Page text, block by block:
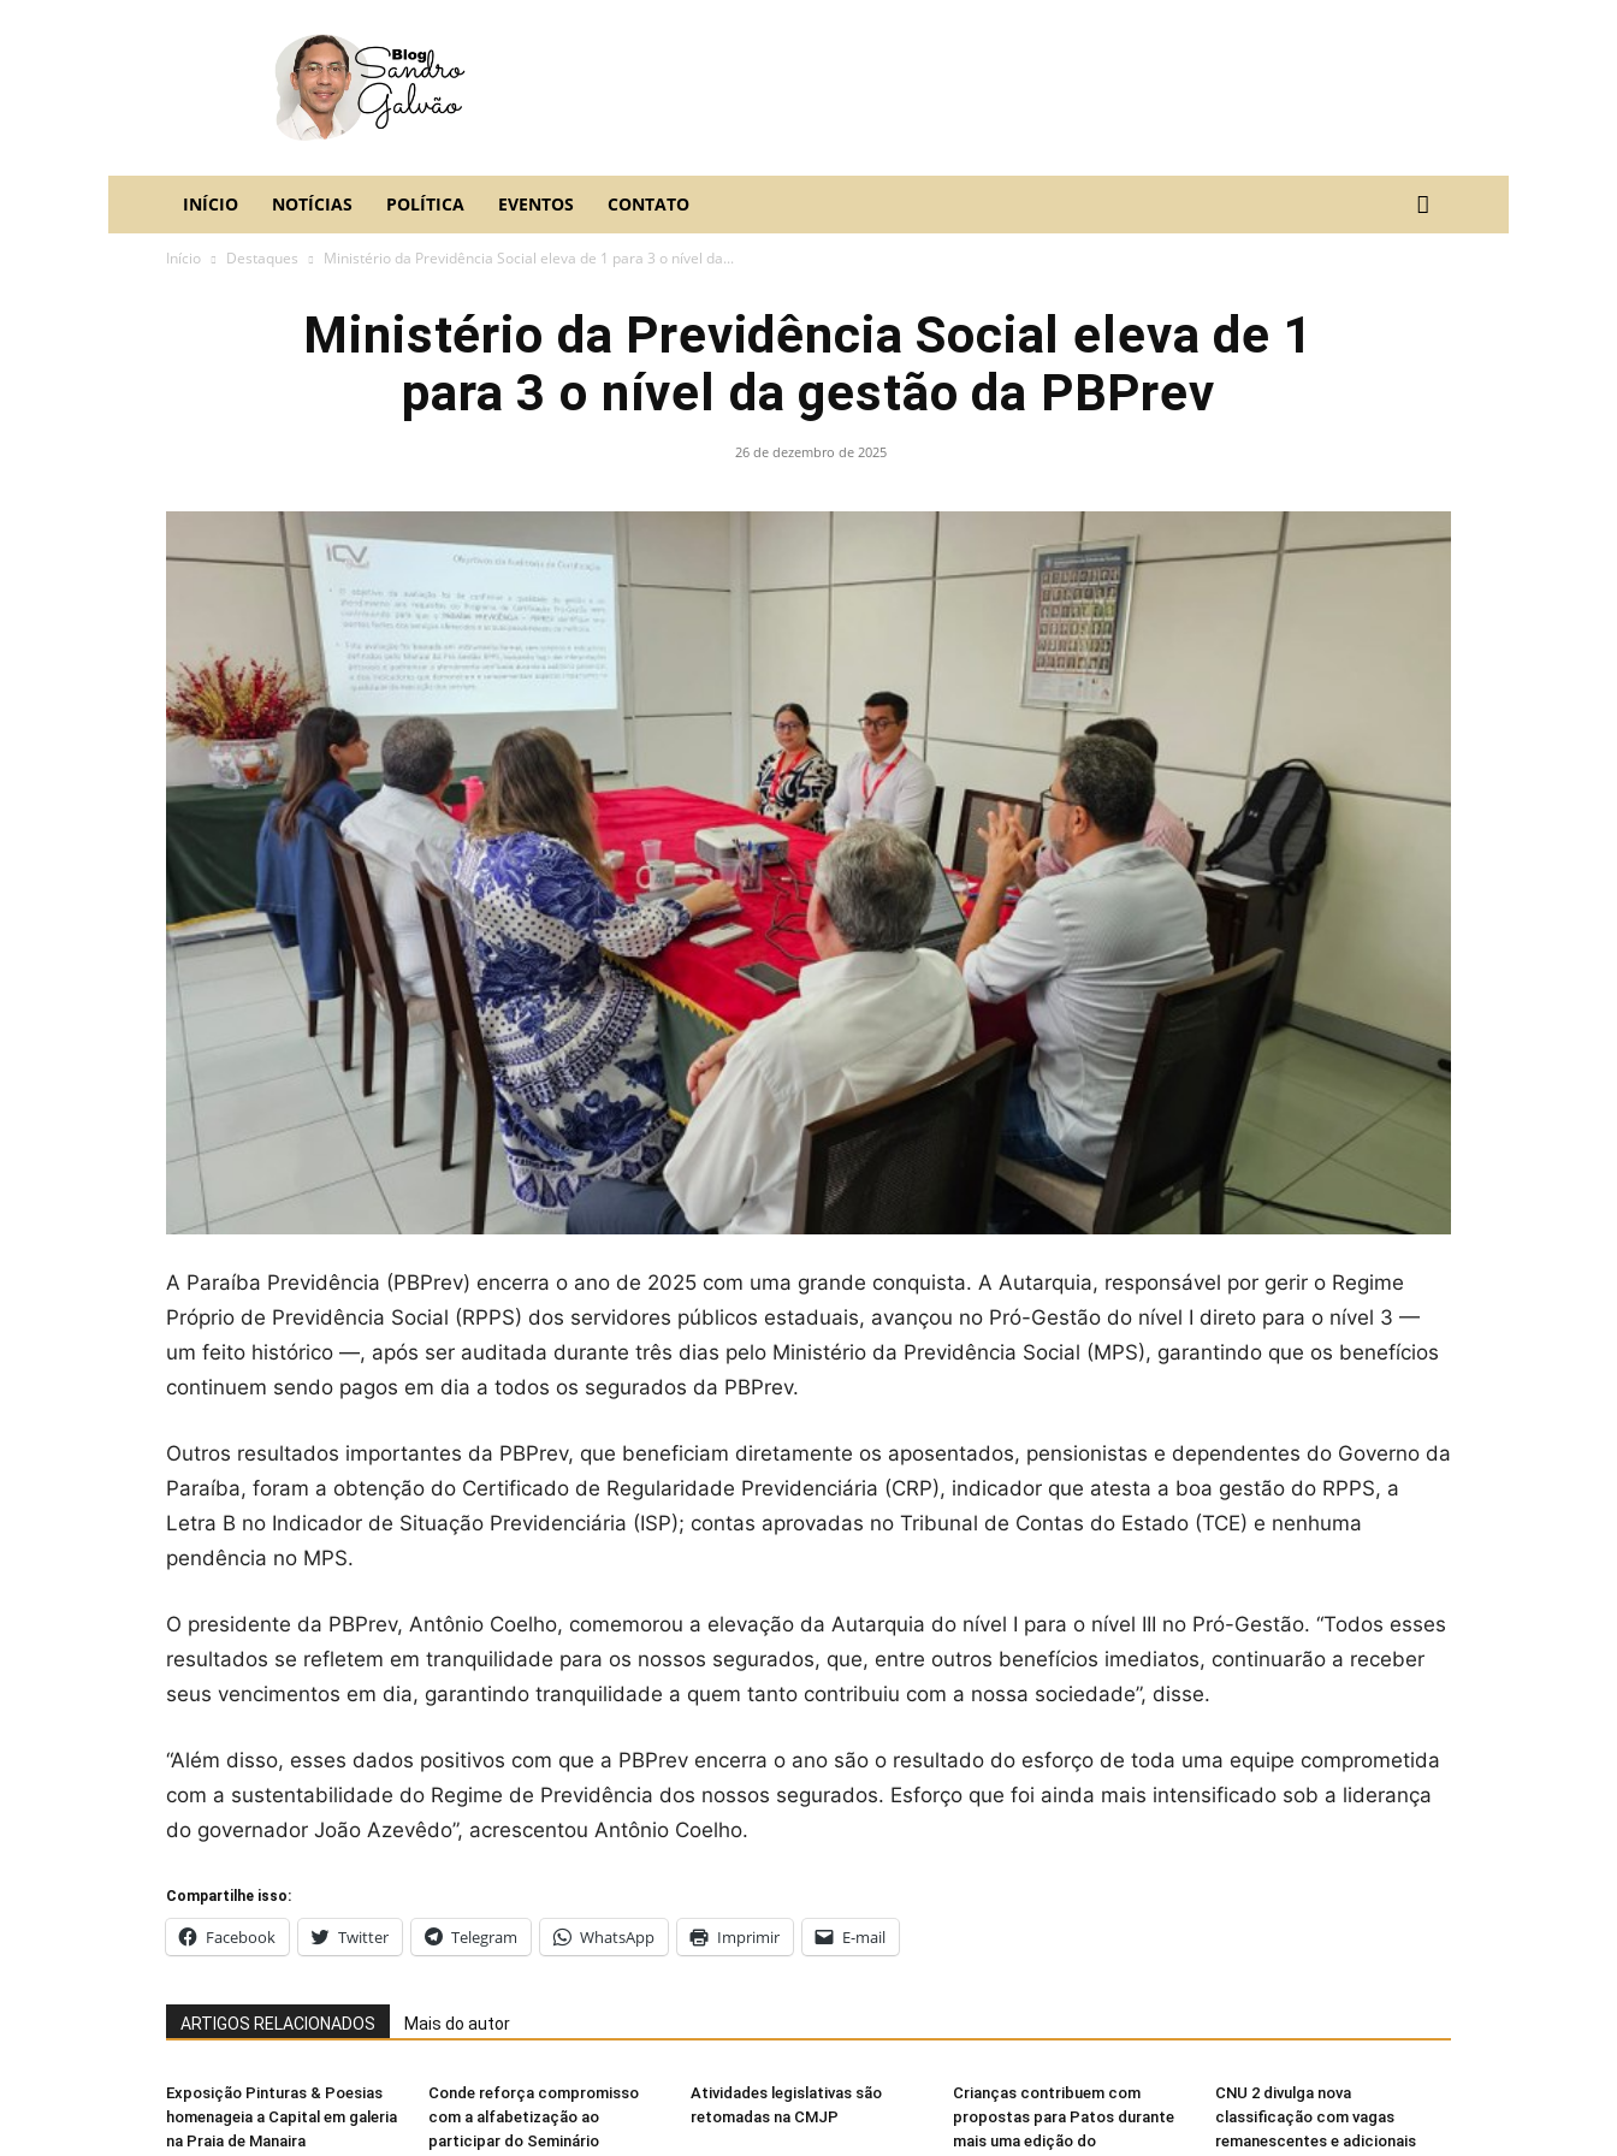
Sandro
Galvão
INÍCIO NOTÍCIAS POLÍTICA EVENTOS CONTATO
Início Destaques Ministério da Previdência Social eleva de 1 para 3 o nível da...
Ministério da Previdência Social eleva de 1
para 3 o nível da gestão da PBPrev
26 de dezembro de 2025
A Paraíba Previdência (PBPrev) encerra o ano de 2025 com uma grande conquista. A Autarquia, responsável por gerir o Regime
Próprio de Previdência Social (RPPS) dos servidores públicos estaduais, avançou no Pró-Gestão do nível I direto para o nível 3 —
um feito histórico —, após ser auditada durante três dias pelo Ministério da Previdência Social (MPS), garantindo que os benefícios
continuem sendo pagos em dia a todos os segurados da PBPrev.
Outros resultados importantes da PBPrev, que beneficiam diretamente os aposentados, pensionistas e dependentes do Governo da
Paraíba, foram a obtenção do Certificado de Regularidade Previdenciária (CRP), indicador que atesta a boa gestão do RPPS, a
Letra B no Indicador de Situação Previdenciária (ISP); contas aprovadas no Tribunal de Contas do Estado (TCE) e nenhuma
pendência no MPS.
O presidente da PBPrev, Antônio Coelho, comemorou a elevação da Autarquia do nível I para o nível III no Pró-Gestão. “Todos esses
resultados se refletem em tranquilidade para os nossos segurados, que, entre outros benefícios imediatos, continuarão a receber
seus vencimentos em dia, garantindo tranquilidade a quem tanto contribuiu com a nossa sociedade”, disse.
“Além disso, esses dados positivos com que a PBPrev encerra o ano são o resultado do esforço de toda uma equipe comprometida
com a sustentabilidade do Regime de Previdência dos nossos segurados. Esforço que foi ainda mais intensificado sob a liderança
do governador João Azevêdo”, acrescentou Antônio Coelho.
Compartilhe isso:
Facebook Twitter Telegram WhatsApp Imprimir E-mail
ARTIGOS RELACIONADOS Mais do autor
Exposição Pinturas & Poesias
homenageia a Capital em galeria
na Praia de Manaira
Conde reforça compromisso
com a alfabetização ao
participar do Seminário
Atividades legislativas são
retomadas na CMJP
Crianças contribuem com
propostas para Patos durante
mais uma edição do
CNU 2 divulga nova
classificação com vagas
remanescentes e adicionais